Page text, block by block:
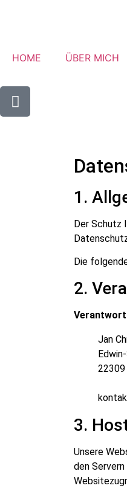
HOME ÜBER MICH
1.
Der Schutz
Die
2.
Jan
22309
3.
Unsere
den